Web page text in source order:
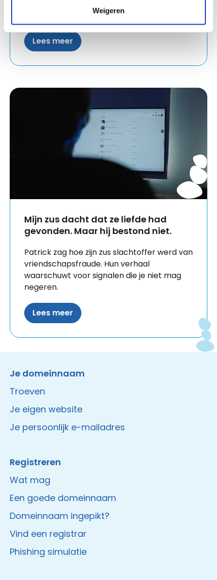
Weigeren
Lees meer
Mijn zus dacht dat ze liefde had
gevonden. Maar hij bestond niet.
Patrick zag hoe zijn zus slachtoffer werd van
vriendschapsfraude. Hun verhaal
waarschuwt voor signalen die je niet mag
negeren.
Lees meer
Je domeinnaam
Troeven
Je eigen website
Je persoonlijk e-mailadres
Registreren
Wat mag
Een goede domeinnaam
Domeinnaam ingepikt?
Vind een registrar
Phishing simulatie